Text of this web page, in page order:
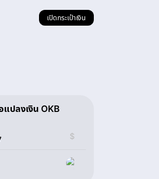
เปิดกระเป๋าเงิน
แปลงเงิน OKB
$